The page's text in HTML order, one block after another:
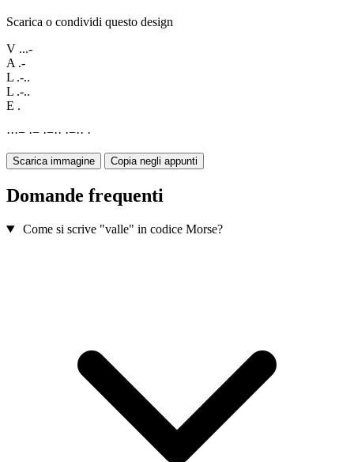
Scarica o condividi questo design
V ...-
A .-
L .-..
L .-..
E .
···− ·− ·−·· ·−·· ·
Scarica immagine Copia negli appunti
Domande frequenti
Come si scrive "valle" in codice Morse?